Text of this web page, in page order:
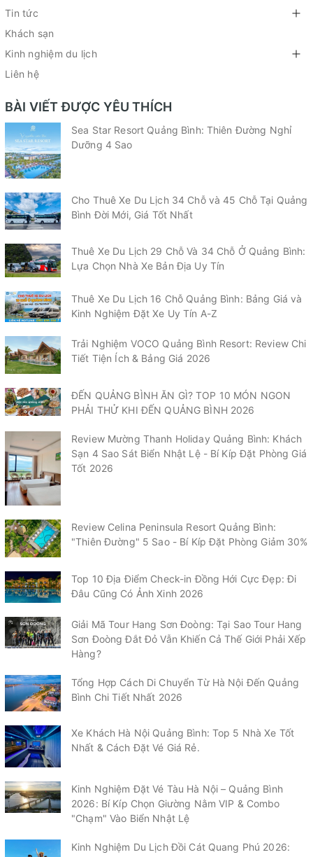
Tin tức
Khách sạn
Kinh nghiệm du lịch
Liên hệ
BÀI VIẾT ĐƯỢC YÊU THÍCH
Sea Star Resort Quảng Bình: Thiên Đường Nghỉ
Dưỡng 4 Sao
Cho Thuê Xe Du Lịch 34 Chỗ và 45 Chỗ Tại Quảng
Bình Đời Mới, Giá Tốt Nhất
Thuê Xe Du Lịch 29 Chỗ Và 34 Chỗ Ở Quảng Bình:
Lựa Chọn Nhà Xe Bản Địa Uy Tín
Thuê Xe Du Lịch 16 Chỗ Quảng Bình: Bảng Giá và
Kinh Nghiệm Đặt Xe Uy Tín A-Z
Trải Nghiệm VOCO Quảng Bình Resort: Review Chi
Tiết Tiện Ích & Bảng Giá 2026
ĐẾN QUẢNG BÌNH ĂN GÌ? TOP 10 MÓN NGON
PHẢI THỬ KHI ĐẾN QUẢNG BÌNH 2026
Review Mường Thanh Holiday Quảng Bình: Khách
Sạn 4 Sao Sát Biển Nhật Lệ - Bí Kíp Đặt Phòng Giá
Tốt 2026
Review Celina Peninsula Resort Quảng Bình:
"Thiên Đường" 5 Sao - Bí Kíp Đặt Phòng Giảm 30%
Top 10 Địa Điểm Check-in Đồng Hới Cực Đẹp: Đi
Đâu Cũng Có Ảnh Xinh 2026
Giải Mã Tour Hang Sơn Đoòng: Tại Sao Tour Hang
Sơn Đoòng Đắt Đỏ Vẫn Khiến Cả Thế Giới Phải Xếp
Hàng?
Tổng Hợp Cách Di Chuyển Từ Hà Nội Đến Quảng
Bình Chi Tiết Nhất 2026
Xe Khách Hà Nội Quảng Bình: Top 5 Nhà Xe Tốt
Nhất & Cách Đặt Vé Giá Rẻ.
Kinh Nghiệm Đặt Vé Tàu Hà Nội – Quảng Bình
2026: Bí Kíp Chọn Giường Nằm VIP & Combo
"Chạm" Vào Biển Nhật Lệ
Kinh Nghiệm Du Lịch Đồi Cát Quang Phú 2026: